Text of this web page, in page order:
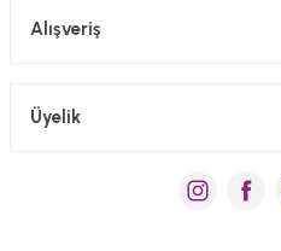
Alışveriş
Üyelik